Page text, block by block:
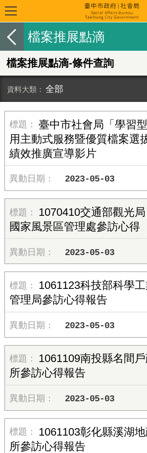
檔案推展點滴
檔案推展點滴-條件查詢
全部
臺中市社會局「學習
用主動式服務暨優質檔案選
績效推廣宣導影片
2023-05-03
1070410交通部觀光
國家風景區管理處參訪心得
2023-05-03
1061123科技部科學
管理局參訪心得報告
2023-05-03
1061109南投縣名間
所參訪心得報告
2023-05-03
1061103彰化縣溪湖
所參訪心得報告